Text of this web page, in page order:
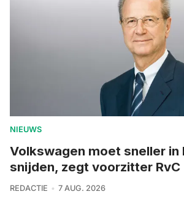
NIEUWS
Volkswagen moet sneller in
snijden, zegt voorzitter RvC
REDACTIE 7 AUG. 2026